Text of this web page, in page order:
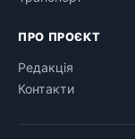
ПРО ПРОЄКТ
Редакція
Контакти